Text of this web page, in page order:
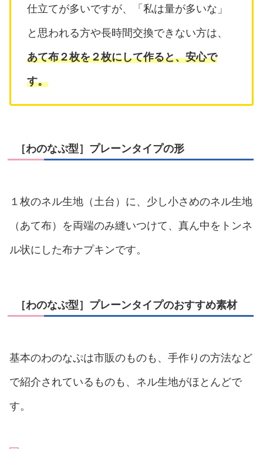
仕立てが多いですが、「私は量が多いな」
と思われる方や長時間交換できない方は、
あて布２枚を２枚にして作ると、安心で
す。
［わのなぷ型］プレーンタイプの形
１枚のネル生地（土台）に、少し小さめのネル生地
（あて布）を両端のみ縫いつけて、真ん中をトンネ
ル状にした布ナプキンです。
［わのなぷ型］プレーンタイプのおすすめ素材
基本のわのなぷは市販のものも、手作りの方法など
で紹介されているものも、ネル生地がほとんどで
す。